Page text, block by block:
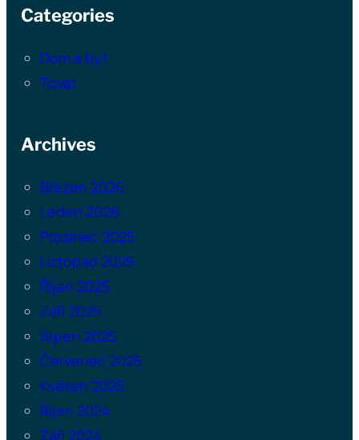
Categories
Dom a byt
Tovar
Archives
Březen 2026
Leden 2026
Prosinec 2025
Listopad 2025
Říjen 2025
Září 2025
Srpen 2025
Červenec 2025
Květen 2025
Říjen 2024
Září 2024